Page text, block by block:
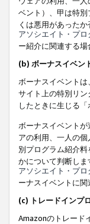
ベント）、甲は特
くは悪用があったか
アソシエイト・プ
ー紹介に関連する場
(b) ボーナスイベン
ボーナスイベントは、
サイト上の特別リ
したときに生じる
ボーナスイベント
アの利用、一人の
別プログラム紹介
かについて判断しま
アソシエイト・プ
ーナスイベントに関
(c) トレードインプ
Amazonのトレード